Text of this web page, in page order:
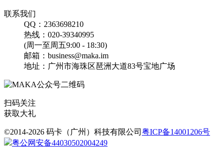
母亲节快乐手机海报设计
模板素材
手机海报
联系我们
QQ：2363698210
热线：020-39340995
(周一至周五9:00 - 18:30)
邮箱：business@maka.im
地址：广州市海珠区琶洲大道83号宝地广场
扫码关注
获取大礼
©2014-2026 码卡（广州）科技有限公司 粤ICP备14001206号
粤公网安备44030502004249